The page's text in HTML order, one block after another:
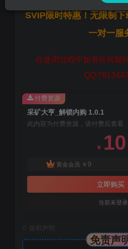
SVIP限时特惠！无限制下
一对一服
在使用过程中如有任何疑
采矿大亨_解锁内购 1.0.1
此内容为付费资源，请付费后查看
￥ 10
黄金会员 ￥ 9
立即购买
当前未登
付费资源
版权声明
免责声